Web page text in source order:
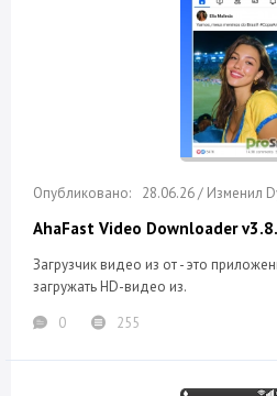
28.06.26 / Изменил
AhaFast Video Downloader
Загрузчик видео из от - это
загружать HD-видео из.
0
255